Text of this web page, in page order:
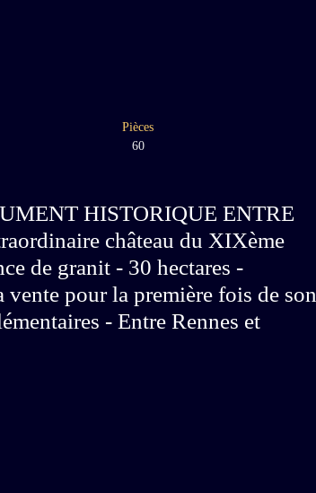
Pièces
60
HISTORIQUE ENTRE
château du XIXème
de granit - 30 hectares -
vente pour la première fois de son
- Entre Rennes et